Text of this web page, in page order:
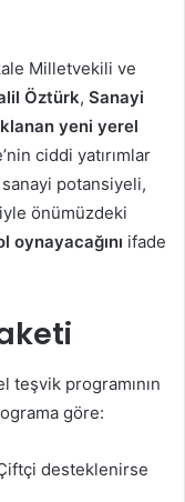
Milletvekili ve
Öztürk, Sanayi
yeni yerel
ciddi yatırımlar
sanayi potansiyeli,
önümüzdeki
oynayacağını ifade
teşvik programının
göre: